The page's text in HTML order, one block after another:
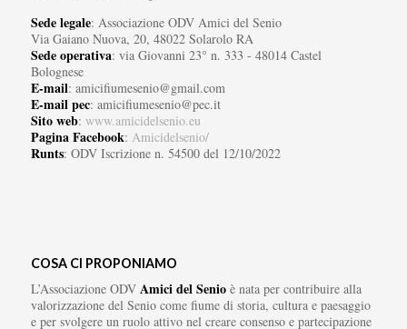
Sede legale: Associazione ODV Amici del Senio
Via Gaiano Nuova, 20, 48022 Solarolo RA
Sede operativa: via Giovanni 23° n. 333 - 48014 Castel
Bolognese
E-mail: amicifiumesenio@gmail.com
E-mail pec: amicifiumesenio@pec.it
Sito web: www.amicidelsenio.eu
Pagina Facebook: Amicidelsenio/
Runts: ODV Iscrizione n. 54500 del 12/10/2022
COSA CI PROPONIAMO
L’Associazione ODV Amici del Senioè nata per contribuire alla
valorizzazione del Senio come fiume di storia, cultura e paesaggio
e per svolgere un ruolo attivo nel creare consenso e partecipazione